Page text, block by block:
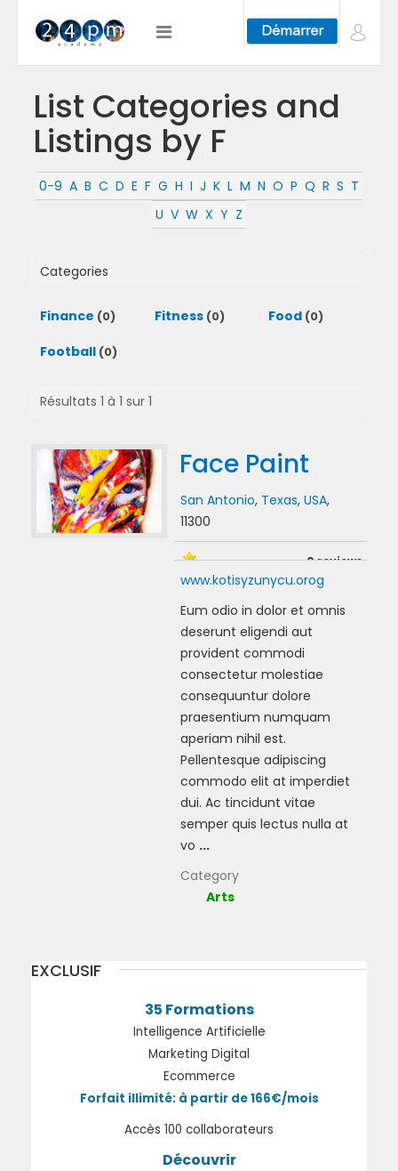
List Categories and
Listings by F
0-9 A B C D E F G H I J K L M N O P Q R S T
U V W X Y Z
Categories
Finance (0) Fitness (0) Food (0)
Football (0)
Résultats 1 à 1 sur 1
Face Paint
San Antonio, Texas, USA,
11300
0 reviews
www.kotisyzunycu.orog
Eum odio in dolor et omnis
deserunt eligendi aut
provident commodi
consectetur molestiae
consequuntur dolore
praesentium numquam
aperiam nihil est.
Pellentesque adipiscing
commodo elit at imperdiet
dui. Ac tincidunt vitae
semper quis lectus nulla at
vo ...
Category
Arts
EXCLUSIF
35 Formations
Intelligence Artificielle
Marketing Digital
Ecommerce
Forfait illimité: à partir de 166€/mois
Accès 100 collaborateurs
Découvrir